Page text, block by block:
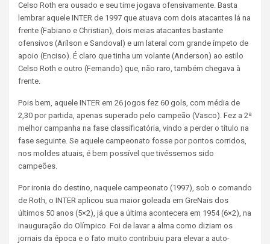
Celso Roth era ousado e seu time jogava ofensivamente. Basta
lembrar aquele INTER de 1997 que atuava com dois atacantes lá na
frente (Fabiano e Christian), dois meias atacantes bastante
ofensivos (Arílson e Sandoval) e um lateral com grande ímpeto de
apoio (Enciso). É claro que tinha um volante (Anderson) ao estilo
Celso Roth e outro (Fernando) que, não raro, também chegava à
frente.
Pois bem, aquele INTER em 26 jogos fez 60 gols, com média de
2,30 por partida, apenas superado pelo campeão (Vasco). Fez a 2ª
melhor campanha na fase classificatória, vindo a perder o título na
fase seguinte. Se aquele campeonato fosse por pontos corridos,
nos moldes atuais, é bem possível que tivéssemos sido
campeões.
Por ironia do destino, naquele campeonato (1997), sob o comando
de Roth, o INTER aplicou sua maior goleada em GreNais dos
últimos 50 anos (5×2), já que a última acontecera em 1954 (6×2), na
inauguração do Olímpico. Foi de lavar a alma como diziam os
jornais da época e o fato muito contribuiu para elevar a auto-